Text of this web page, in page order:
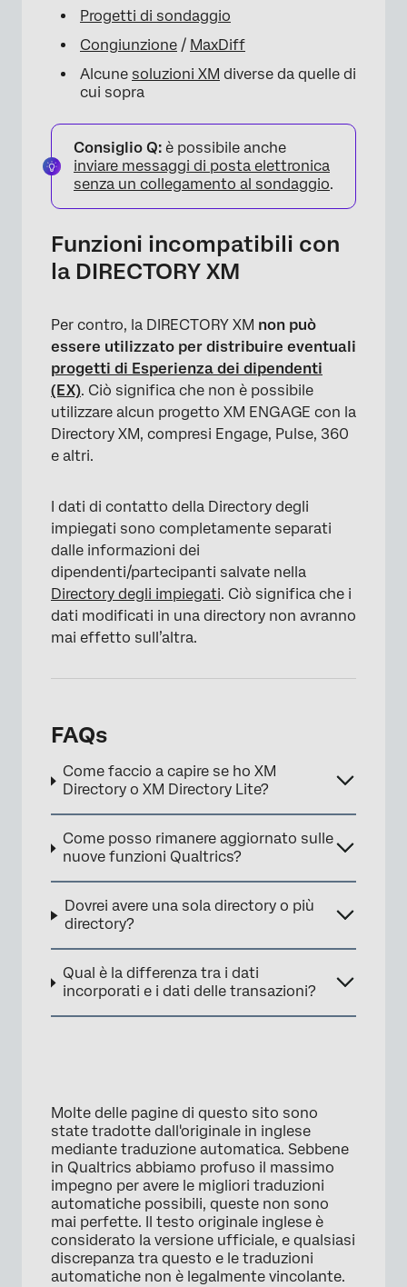
Progetti di sondaggio
Congiunzione / MaxDiff
Alcune soluzioni XM diverse da quelle di
cui sopra
Consiglio Q: è possibile anche
inviare messaggi di posta elettronica
senza un collegamento al sondaggio.
Funzioni incompatibili con
la DIRECTORY XM
Per contro, la DIRECTORY XM non può
essere utilizzato per distribuire eventuali
progetti di Esperienza dei dipendenti
(EX). Ciò significa che non è possibile
utilizzare alcun progetto XM ENGAGE con la
Directory XM, compresi Engage, Pulse, 360
e altri.
I dati di contatto della Directory degli
impiegati sono completamente separati
dalle informazioni dei
dipendenti/partecipanti salvate nella
Directory degli impiegati. Ciò significa che i
dati modificati in una directory non avranno
mai effetto sull’altra.
FAQs
Come faccio a capire se ho XM
Directory o XM Directory Lite?
Come posso rimanere aggiornato sulle
nuove funzioni Qualtrics?
Dovrei avere una sola directory o più
directory?
Qual è la differenza tra i dati
incorporati e i dati delle transazioni?
Molte delle pagine di questo sito sono
state tradotte dall'originale in inglese
mediante traduzione automatica. Sebbene
in Qualtrics abbiamo profuso il massimo
impegno per avere le migliori traduzioni
automatiche possibili, queste non sono
mai perfette. Il testo originale inglese è
considerato la versione ufficiale, e qualsiasi
discrepanza tra questo e le traduzioni
automatiche non è legalmente vincolante.